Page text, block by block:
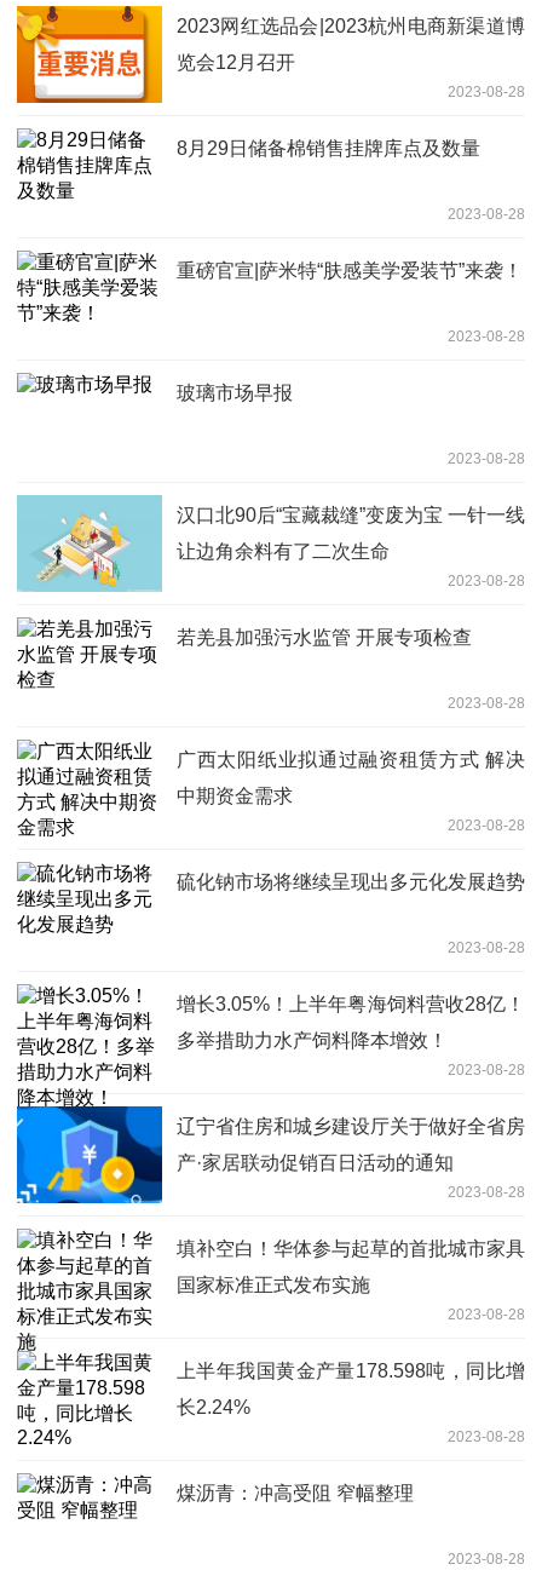
2023网红选品会|2023杭州电商新渠道博
览会12月召开
2023-08-28
8月29日储备棉销售挂牌库点及数量
2023-08-28
重磅官宣|萨米特“肤感美学爱装节”来袭！
2023-08-28
玻璃市场早报
2023-08-28
汉口北90后“宝藏裁缝”变废为宝 一针一线
让边角余料有了二次生命
2023-08-28
若羌县加强污水监管 开展专项检查
2023-08-28
广西太阳纸业拟通过融资租赁方式 解决
中期资金需求
2023-08-28
硫化钠市场将继续呈现出多元化发展趋势
2023-08-28
增长3.05%！上半年粤海饲料营收28亿！
多举措助力水产饲料降本增效！
2023-08-28
辽宁省住房和城乡建设厅关于做好全省房
产·家居联动促销百日活动的通知
2023-08-28
填补空白！华体参与起草的首批城市家具
国家标准正式发布实施
2023-08-28
上半年我国黄金产量178.598吨，同比增
长2.24%
2023-08-28
煤沥青：冲高受阻 窄幅整理
2023-08-28